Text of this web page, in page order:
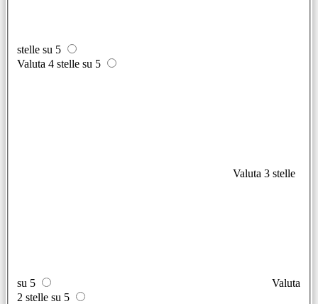
stelle su 5
Valuta 4 stelle su 5
Valuta 3 stelle
su 5
Valuta
2 stelle su 5